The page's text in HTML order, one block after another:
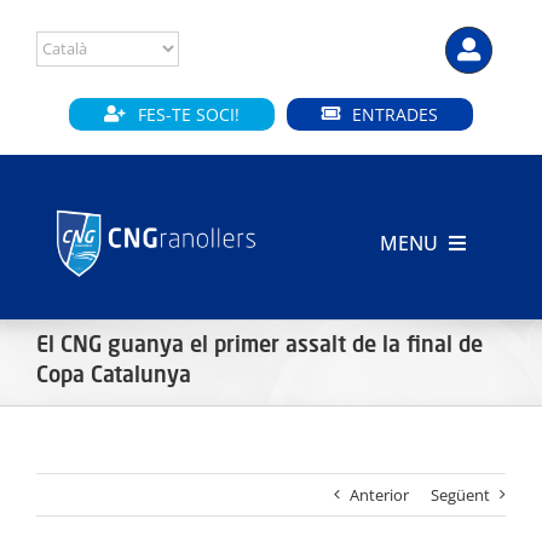
content
FES-TE SOCI! ENTRADES
MENU
CLUB
El CNG guanya el primer assalt de la final de
Copa Catalunya
Anterior Següent